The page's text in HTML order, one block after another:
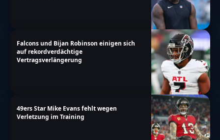
Falcons und Bijan Robinson einigen sich
auf rekordverdächtige
Vertragsverlängerung
49ers Star Mike Evans fehlt wegen
Verletzung im Training